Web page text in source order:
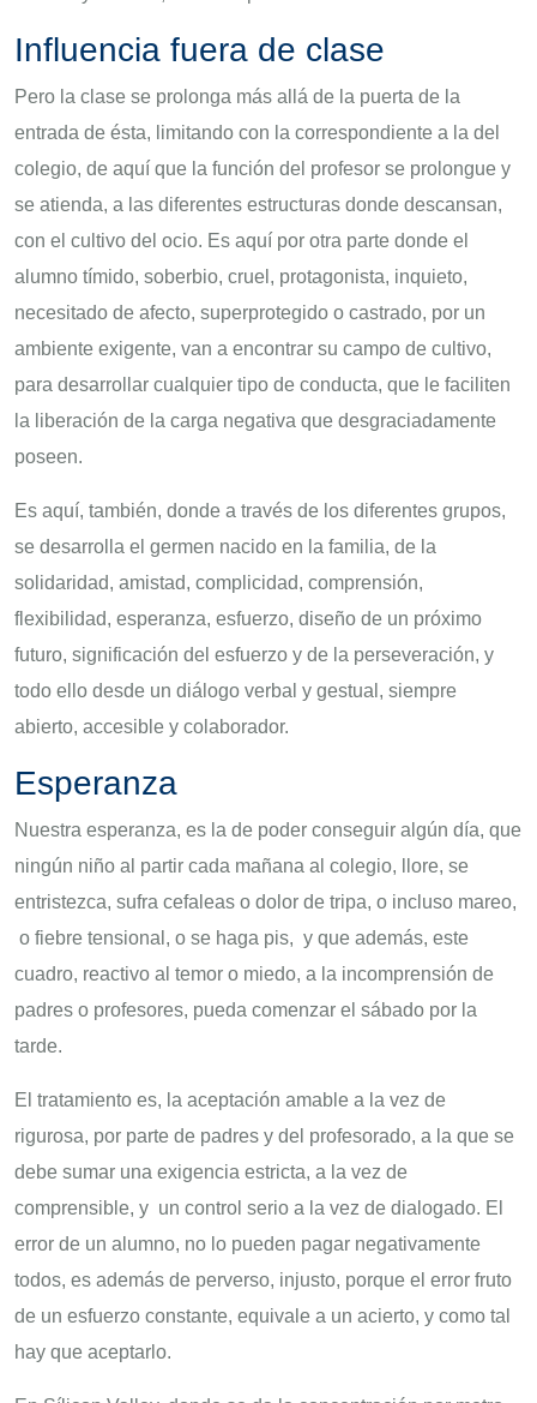
Influencia fuera de clase
Pero la clase se prolonga más allá de la puerta de la
entrada de ésta, limitando con la correspondiente a la del
colegio, de aquí que la función del profesor se prolongue y
se atienda, a las diferentes estructuras donde descansan,
con el cultivo del ocio. Es aquí por otra parte donde el
alumno tímido, soberbio, cruel, protagonista, inquieto,
necesitado de afecto, superprotegido o castrado, por un
ambiente exigente, van a encontrar su campo de cultivo,
para desarrollar cualquier tipo de conducta, que le faciliten
la liberación de la carga negativa que desgraciadamente
poseen.
Es aquí, también, donde a través de los diferentes grupos,
se desarrolla el germen nacido en la familia, de la
solidaridad, amistad, complicidad, comprensión,
flexibilidad, esperanza, esfuerzo, diseño de un próximo
futuro, significación del esfuerzo y de la perseveración, y
todo ello desde un diálogo verbal y gestual, siempre
abierto, accesible y colaborador.
Esperanza
Nuestra esperanza, es la de poder conseguir algún día, que
ningún niño al partir cada mañana al colegio, llore, se
entristezca, sufra cefaleas o dolor de tripa, o incluso mareo,
o fiebre tensional, o se haga pis, y que además, este
cuadro, reactivo al temor o miedo, a la incomprensión de
padres o profesores, pueda comenzar el sábado por la
tarde.
El tratamiento es, la aceptación amable a la vez de
rigurosa, por parte de padres y del profesorado, a la que se
debe sumar una exigencia estricta, a la vez de
comprensible, y un control serio a la vez de dialogado. El
error de un alumno, no lo pueden pagar negativamente
todos, es además de perverso, injusto, porque el error fruto
de un esfuerzo constante, equivale a un acierto, y como tal
hay que aceptarlo.